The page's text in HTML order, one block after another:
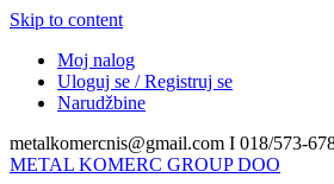
Skip to content
Moj nalog
Uloguj se / Registruj se
Narudžbine
metalkomercnis@gmail.com I 018/573-
METAL KOMERC GROUP DOO